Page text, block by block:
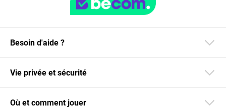
Besoin d'aide ?
Vie privée et sécurité
Où et comment jouer